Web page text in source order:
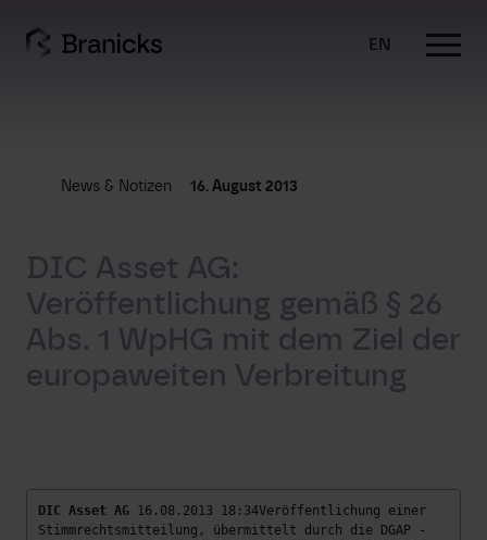
content
EN
News & Notizen 16. August 2013
DIC Asset AG:
Veröffentlichung gemäß § 26
Abs. 1 WpHG mit dem Ziel der
europaweiten Verbreitung
DIC Asset AG 16.08.2013 18:34Veröffentlichung einer
Stimmrechtsmitteilung, übermittelt durch die DGAP -